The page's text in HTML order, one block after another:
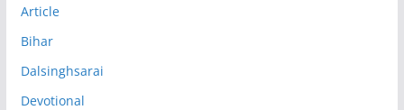
Article
Bihar
Dalsinghsarai
Devotional